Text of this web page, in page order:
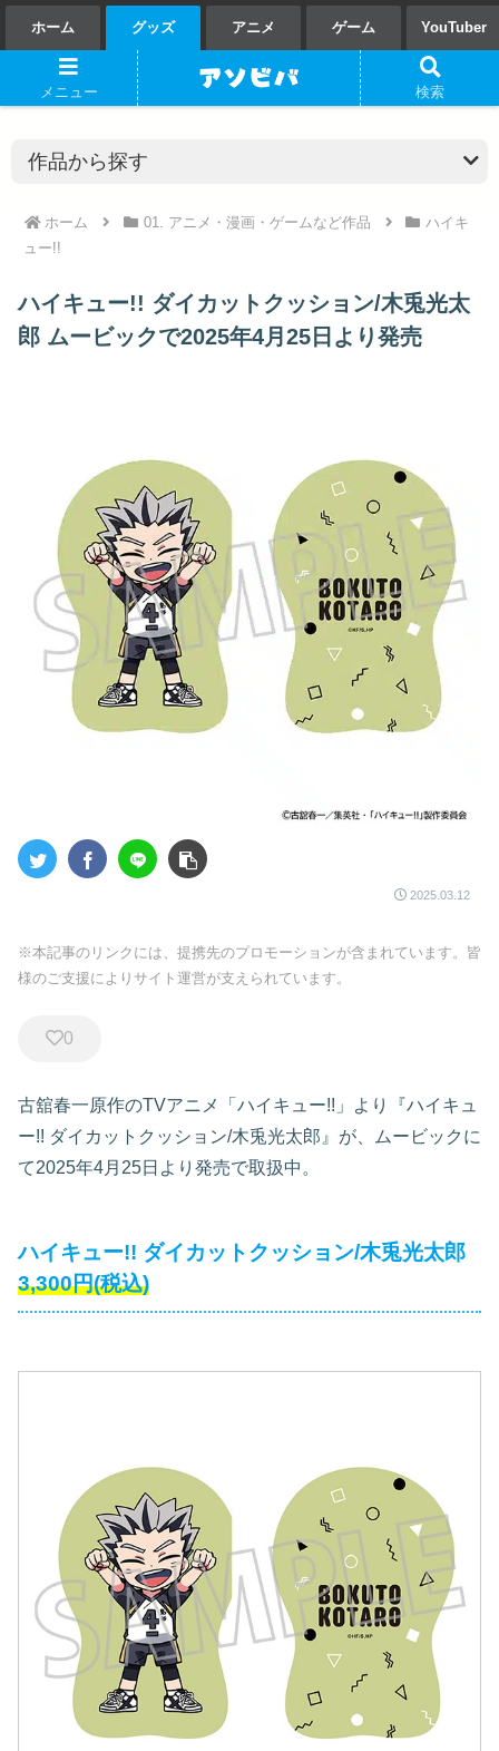
ホーム グッズ アニメ ゲーム YouTuber
ホーム 01. アニメ・漫画・ゲームなど作品
ハイキ
ュー!!
ハイキュー!! ダイカットクッション/木兎光太
郎 ムービックで2025年4月25日より発売
2025.03.12
※本記事のリンクには、提携先のプロモーションが含まれています。皆
様のご支援によりサイト運営が支えられています。
0
古舘春一原作のTVアニメ「ハイキュー!!」より『ハイキュ
ー!! ダイカットクッション/木兎光太郎』が、ムービックに
て2025年4月25日より発売で取扱中。
ハイキュー!! ダイカットクッション/木兎光太郎
3,300円(税込)
メニュー 検索